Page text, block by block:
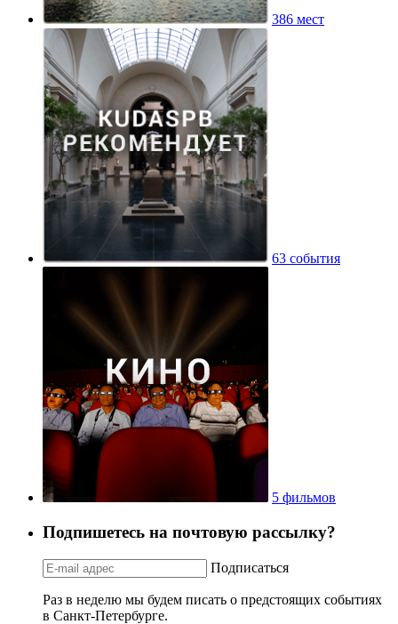
386 мест
63 события
5 фильмов
Подпишетесь на почтовую рассылку?
Подписаться
Раз в неделю мы будем писать о предстоящих событиях
в Санкт-Петербурге.